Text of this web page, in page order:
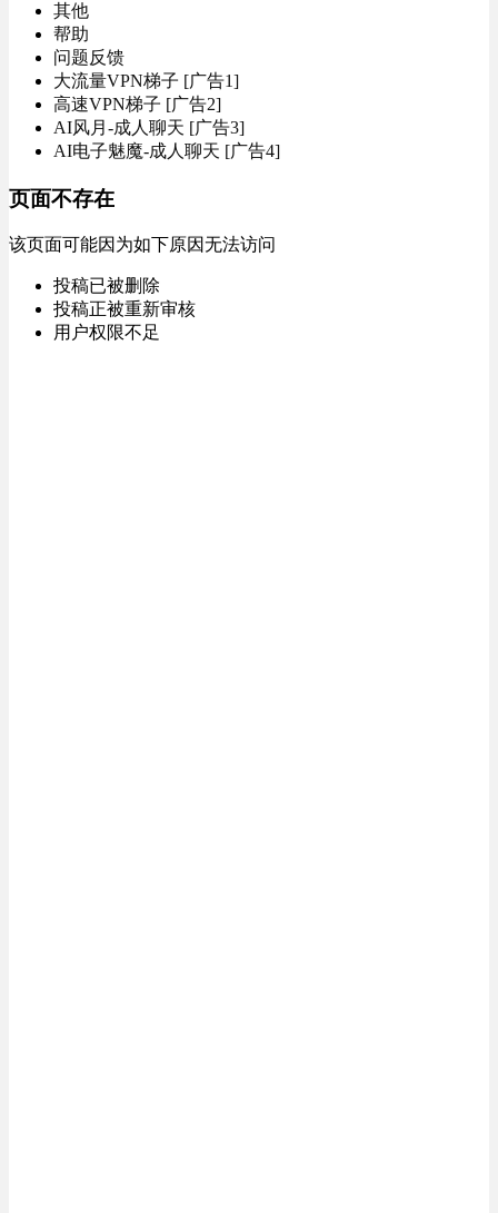
其他
帮助
问题反馈
大流量VPN梯子 [广告1]
高速VPN梯子 [广告2]
AI风月-成人聊天 [广告3]
AI电子魅魔-成人聊天 [广告4]
页面不存在
该页面可能因为如下原因无法访问
投稿已被删除
投稿正被重新审核
用户权限不足